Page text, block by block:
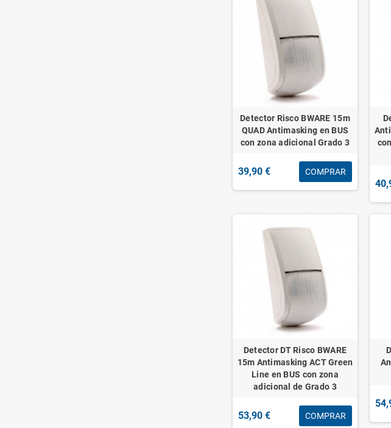
Detector Risco BWARE 15m
QUAD Antimasking en BUS
con zona adicional Grado 3
39,90 € COMPRAR
Detector DT Risco BWARE
15m Antimasking ACT Green
Line en BUS con zona
adicional de Grado 3
53,90 € COMPRAR